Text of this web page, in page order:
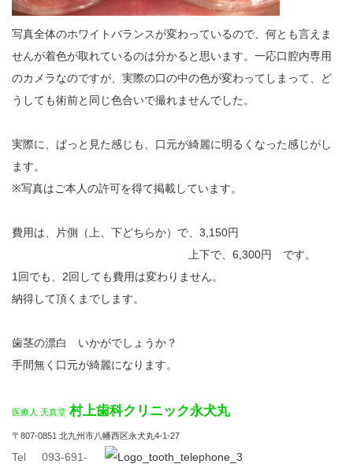
写真全体のホワイトバランスが変わっているので、何とも言えま
せんが着色が取れているのは分かると思います。一応口腔内専用
のカメラなのですが、実際の口の中の色が変わってしまって、ど
うしても術前と同じ色合いで撮れませんでした。
実際に、ぱっと見た感じも、口元が綺麗に明るくなった感じがし
ます。
※写真はご本人の許可を得て掲載しています。
費用は、片側（上、下どちらか）で、3,150円
上下で、6,300円 です。
1回でも、2回しても費用は変わりません。
納得して頂くまでします。
歯茎の漂白 いかがでしょうか？
手間無く口元が綺麗になります。
医療人 天真堂 村上歯科クリニック永犬丸
〒807-0851 北九州市八幡西区永犬丸4-1-27
Tel 093-691-